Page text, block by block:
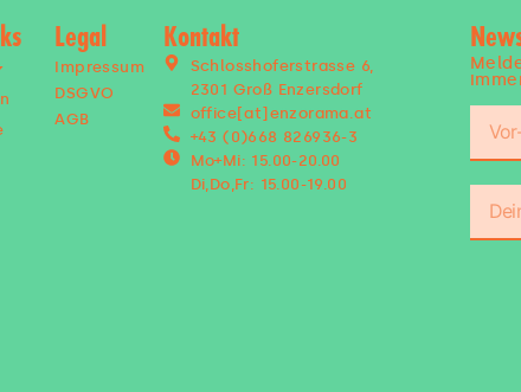
Legal
Impressum
DSGVO
AGB
Kontakt
Schlosshoferstrasse 6,
2301 Groß Enzersdorf
office[at]enzorama.at
+43 (0)668 826936-3
Mo+Mi: 15.00-20.00
Di,Do,Fr: 15.00-19.00